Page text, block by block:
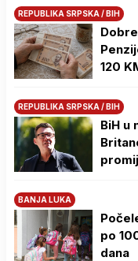
REPUBLIKA SRPSKA / BIH
120
REPUBLIKA SRPSKA / BIH
BiH u
BANJA LUKA
po
dana